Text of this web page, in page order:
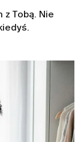
Tobą. Nie